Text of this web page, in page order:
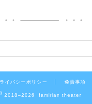
イバシーポリシー 免責事項
2018–2026 famirian theater